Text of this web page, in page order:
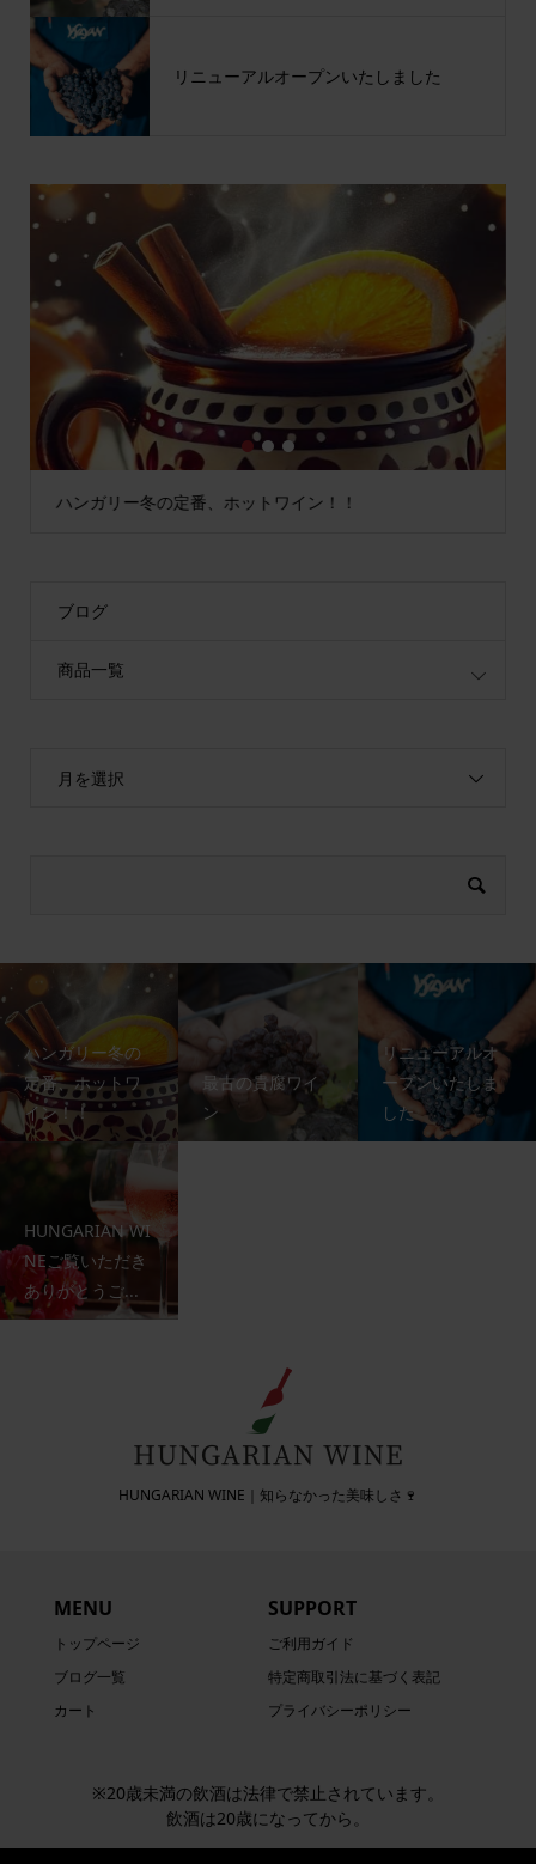
リニューアルオープンいたしました
ハンガリー冬の定番、ホットワイン！！
1 2 3
ブログ
商品一覧
月を選択
ハンガリー冬の
定番、ホットワ
イン！！
最古の貴腐ワイ
ン
リニューアルオ
ープンいたしま
した
HUNGARIAN WI
NEご覧いただき
ありがとうご...
HUNGARIAN WINE｜知らなかった美味しさ🍷
MENU
トップページ
ブログ一覧
カート
SUPPORT
ご利用ガイド
特定商取引法に基づく表記
プライバシーポリシー
※20歳未満の飲酒は法律で禁止されています。
飲酒は20歳になってから。